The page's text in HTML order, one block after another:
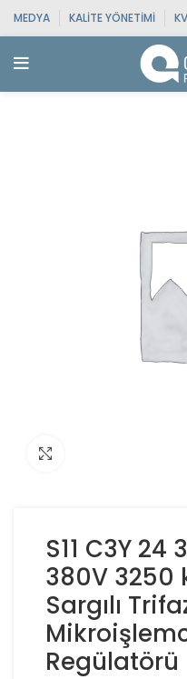
MEDYA KALITE YÖNETIMI
S11 C3Y
380V 3250
Sargılı
Regülatörü